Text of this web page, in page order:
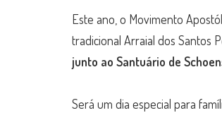
Este ano, o Movimento
tradicional Arraial dos Santos
junto ao Santuário de
Será um dia especial para